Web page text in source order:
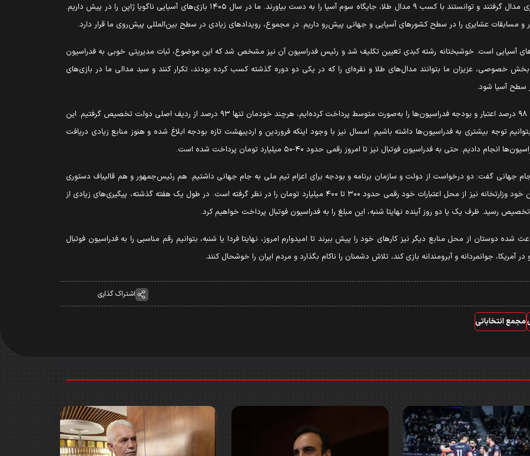
وی افزود: بچه‌های ما با سختی فراوان به چین رفتند و با دشواری مدال گرفتند و توانستند با کسب ۹ مدال طلا، جایگاه سوم آسیا را به دست بیاورند. ما در سال ۱۴۰۵ بازی‌های آسیایی ناگویا ژاپن را در پیش داریم.
و مسابقات عشایری را در سطح کشورهای آسیایی و جهانی پیش‌رو داریم. در مجموع، رویدادهای زیادی در سطح بین‌المللی پیش‌روی ما قرار دارد.
کرد: از دید ما، مهم‌ترین رویداد سال ۱۴۰۵ بازی‌های آسیایی است. خوشبختانه رشته کبدی تعیین تکلیف شد و رئیس فدراسیون آن نیز مشخص شد که این موضوع، ثبات مدیریتی خوبی به فدراسیون
خصوصی، عزیزان ما بتوانند مدال‌های طلا و نقره‌ای را که در یکی دو دوره گذشته کسب کرده بودند، تکرار کنند و سبد مدالی ما در بازی‌های
سطح آسیا شود.
وی در مورد بودجه فدراسیون‌های ورزشی گفت: در سال گذشته، ۹۸ درصد اعتبار و بودجه فدراسیون‌ها را به‌صورت متوسط پرداخت کرده‌ایم، هرچند خودمان تنها ۹۳ درصد از ردیف اصلی دولت تخصیص گرفتیم. این
توجه بیشتری به فدراسیون‌ها داشته باشیم. امسال نیز با وجود اینکه فروردین و اردیبهشت تازه بودجه ابلاغ شده و هنوز منابع زیادی دریافت
حتی به فدراسیون فوتبال نیز تا امروز رقمی حدود ۴۰-۵۰ میلیارد تومان پرداخت شده است.
جهانی گفت: دو درخواست از دولت و سازمان برنامه و بودجه برای اعزام تیم ملی به جام جهانی داشتیم. هم رئیس‌جمهور و هم قالیباف دستوری
صادر کردند تا از محل مولدسازی کمک لازم انجام شود. همچنین خود وزارتخانه نیز از محل اعتبارات خود رقمی حدود ۳۰۰ تا ۴۰۰ میلیارد تومان را در نظر گرفته است. در طول یک هفته گذشته، پیگیری‌های زیادی از
رسید. ظرف یک یا دو روز آینده نهایتا شنبه، این مبلغ را به فدراسیون فوتبال پرداخت خواهیم کرد.
شده دوستان از محل منابع دیگر نیز کارهای خود را پیش ببرند تا امیدوارم امروز، نهایتا فردا یا شنبه، بتوانیم رقم مناسبی را به فدراسیون فوتبال
جوانمردانه و آبرومندانه بازی کند، تلاش دشمنان را ناکام بگذارد و مردم ایران را خوشحال کنند.
اشتراک گذاری
مجمع انتخاباتی